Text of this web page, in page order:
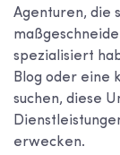
Agenturen, die
spezialisiert
Blog oder eine
suchen, diese
erwecken.